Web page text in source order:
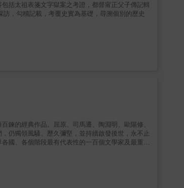
括太祖表箋文字獄案之考證，都督甯正父子傳記輯
，勾稽記載，考覆史實為基礎，尋溯個別的歷史
鍊的經典作品。屈原、司馬遷、陶淵明、歐陽修、
獨領風騷、歷久彌堅，並持續啟發後世，永不止
國、各個階段最有代表性的一百個文學家及最重要